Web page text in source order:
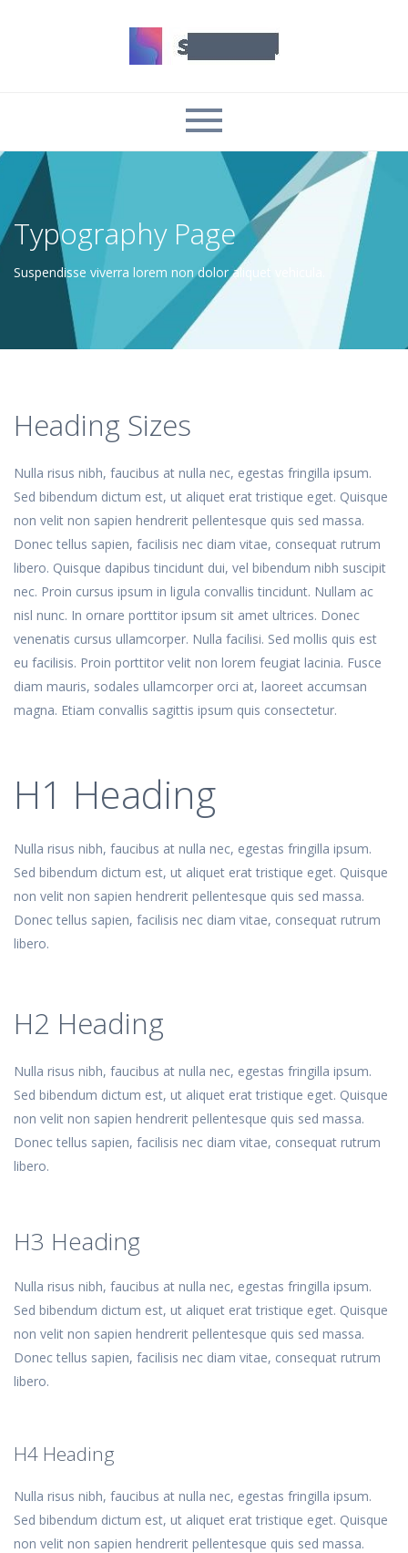
Typography Page
Suspendisse viverra lorem non dolor aliquet vehicula.
Heading Sizes
Nulla risus nibh, faucibus at nulla nec, egestas fringilla ipsum.
Sed bibendum dictum est, ut aliquet erat tristique eget. Quisque
non velit non sapien hendrerit pellentesque quis sed massa.
Donec tellus sapien, facilisis nec diam vitae, consequat rutrum
libero. Quisque dapibus tincidunt dui, vel bibendum nibh suscipit
nec. Proin cursus ipsum in ligula convallis tincidunt. Nullam ac
nisl nunc. In ornare porttitor ipsum sit amet ultrices. Donec
venenatis cursus ullamcorper. Nulla facilisi. Sed mollis quis est
eu facilisis. Proin porttitor velit non lorem feugiat lacinia. Fusce
diam mauris, sodales ullamcorper orci at, laoreet accumsan
magna. Etiam convallis sagittis ipsum quis consectetur.
H1 Heading
Nulla risus nibh, faucibus at nulla nec, egestas fringilla ipsum.
Sed bibendum dictum est, ut aliquet erat tristique eget. Quisque
non velit non sapien hendrerit pellentesque quis sed massa.
Donec tellus sapien, facilisis nec diam vitae, consequat rutrum
libero.
H2 Heading
Nulla risus nibh, faucibus at nulla nec, egestas fringilla ipsum.
Sed bibendum dictum est, ut aliquet erat tristique eget. Quisque
non velit non sapien hendrerit pellentesque quis sed massa.
Donec tellus sapien, facilisis nec diam vitae, consequat rutrum
libero.
H3 Heading
Nulla risus nibh, faucibus at nulla nec, egestas fringilla ipsum.
Sed bibendum dictum est, ut aliquet erat tristique eget. Quisque
non velit non sapien hendrerit pellentesque quis sed massa.
Donec tellus sapien, facilisis nec diam vitae, consequat rutrum
libero.
H4 Heading
Nulla risus nibh, faucibus at nulla nec, egestas fringilla ipsum.
Sed bibendum dictum est, ut aliquet erat tristique eget. Quisque
non velit non sapien hendrerit pellentesque quis sed massa.